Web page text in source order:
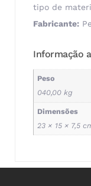
tipo de
Fabricante:
Informação
Peso
040,00 kg
Dimensões
23 × 15 × 7,5